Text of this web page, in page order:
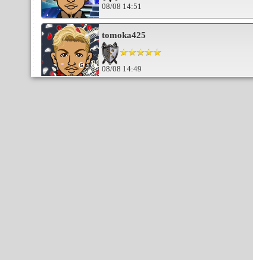
08/08 14:51
tomoka425
08/08 14:49